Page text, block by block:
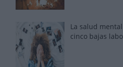
La salud
cinco bajas